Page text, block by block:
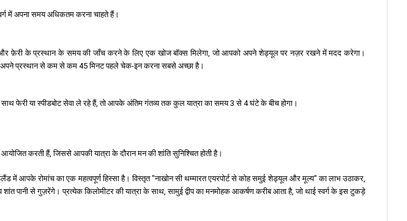
में अपना समय अधिकतम करना चाहते हैं।
और फ़ेरी के प्रस्थान के समय की जाँच करने के लिए एक खोज बॉक्स मिलेगा, जो आपको अपने शेड्यूल पर नज़र रखने में मदद करेगा।
प्रस्थान से कम से कम 45 मिनट पहले चेक-इन करना सबसे अच्छा है।
फेरी या स्पीडबोट सेवा ले रहे हैं, तो आपके अंतिम गंतव्य तक कुल यात्रा का समय 3 से 4 घंटे के बीच होगा।
करती हैं, जिससे आपकी यात्रा के दौरान मन की शांति सुनिश्चित होती है।
आपके रोमांच का एक महत्वपूर्ण हिस्सा है। विस्तृत "नाखोन सी थम्मारत एयरपोर्ट से कोह समुई शेड्यूल और मूल्य" का लाभ उठाकर,
से गुज़रेंगे। प्रत्येक किलोमीटर की यात्रा के साथ, सामुई द्वीप का मनमोहक आकर्षण करीब आता है, जो थाई स्वर्ग के इस टुकड़े